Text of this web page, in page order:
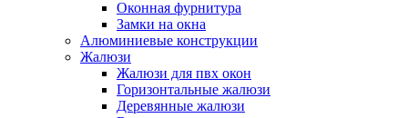
Оконная фурнитура
Замки на окна
Алюминиевые конструкции
Жалюзи
Жалюзи для пвх окон
Горизонтальные жалюзи
Деревянные жалюзи